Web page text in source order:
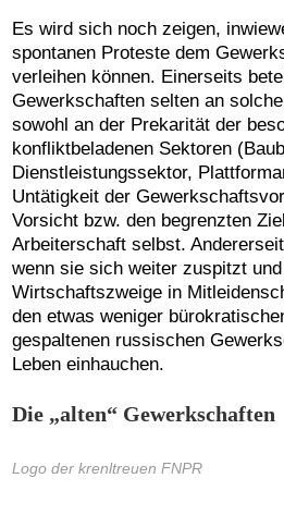
Es wird sich noch zeigen,
spontanen Proteste dem
verleihen können. Einerseits
Gewerkschaften selten an
sowohl an der Prekarität der
konfliktbeladenen Sektoren
Dienstleistungssektor,
Untätigkeit der
Vorsicht bzw. den begrenzten
Arbeiterschaft selbst.
wenn sie sich weiter zuspitzt
Wirtschaftszweige in
den etwas weniger
gespaltenen russischen
Leben einhauchen.
Die „alten“ Gewerkschaften
Logo der krenltreuen FNPR